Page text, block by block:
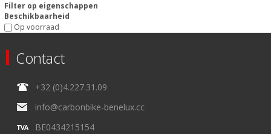
Filter op eigenschappen
Beschikbaarheid
Op voorraad
Contact
+32 (0)4.227.31.09
info@carbonbike-benelux.cc
BE0434215154